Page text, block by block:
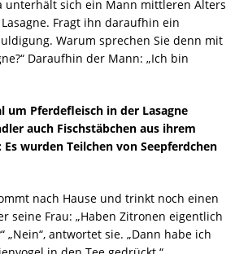
unterhält sich ein Mann mittleren Alters
Fragt ihn daraufhin ein
Warum sprechen Sie denn mit
Daraufhin der Mann: „Ich bin
um Pferdefleisch in der Lasagne
auch Fischstäbchen aus ihrem
wurden Teilchen von Seepferdchen
nach Hause und trinkt noch einen
seine Frau: „Haben Zitronen eigentlich
„Nein“, antwortet sie. „Dann habe ich